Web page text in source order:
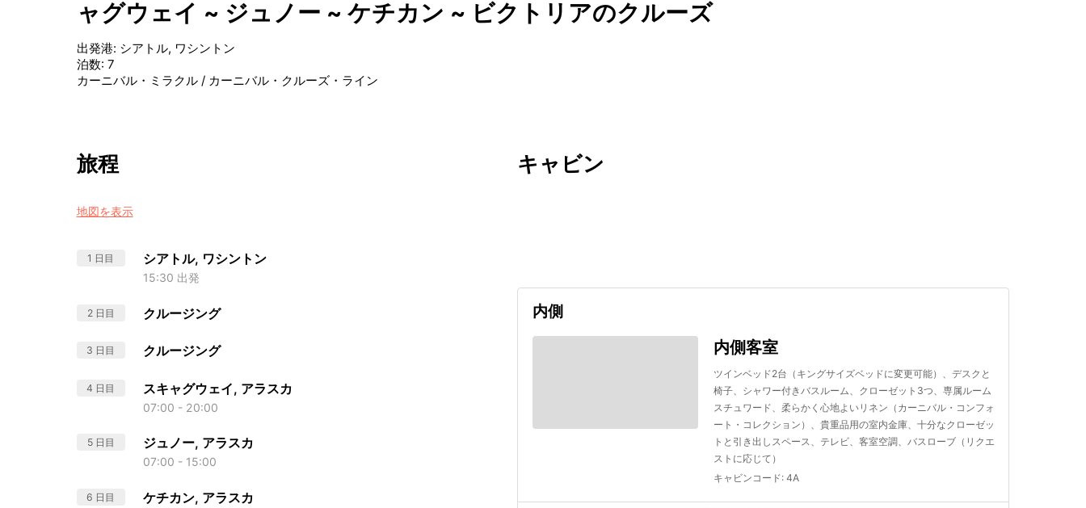
ャグウェイ ~ ジュノー ~ ケチカン ~ ビクトリアのクルーズ
出発港: シアトル, ワシントン
泊数: 7
カーニバル・ミラクル/ カーニバル・クルーズ・ライン
旅程
地図を表示
1 日目 シアトル, ワシントン
15:30 出発
2 日目 クルージング
3 日目 クルージング
4 日目 スキャグウェイ, アラスカ
07:00 - 20:00
5 日目 ジュノー, アラスカ
07:00 - 15:00
6 日目 ケチカン, アラスカ
キャビン
内側
内側客室
ツインベッド2台（キングサイズベッドに変更可能）、デスクと
椅子、シャワー付きバスルーム、クローゼット3つ、専属ルーム
スチュワード、柔らかく心地よいリネン（カーニバル・コンフォ
ート・コレクション）、貴重品用の室内金庫、十分なクローゼッ
トと引き出しスペース、テレビ、客室空調、バスローブ（リクエ
ストに応じて）
キャビンコード: 4A